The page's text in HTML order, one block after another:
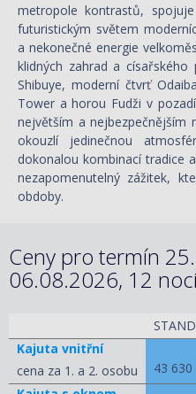
metropole kontrastů,
futuristickým světem
a nekonečné energie
klidných zahrad a
Shibuye, moderní čtvrť
Tower a horou Fudži v
největším a nejbezpečnějším
okouzlí jedinečnou
dokonalou kombinací tradice
nezapomenutelný zážitek,
obdoby.
Ceny pro termín
06.08.2026, 12
Kajuta vnitřní
cena za 1. a 2. osobu
43 630